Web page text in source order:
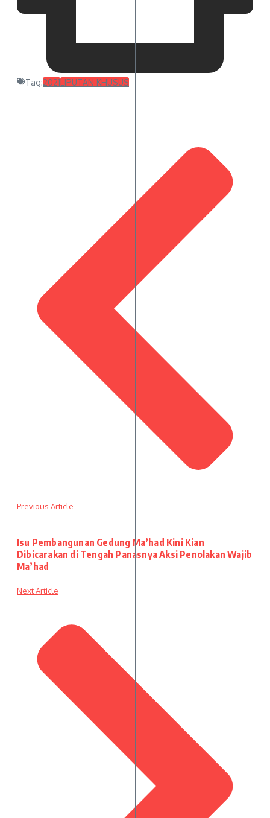
Tag:2021LIPUTAN KHUSUS
Previous Article
Isu Pembangunan Gedung Ma’had Kini Kian
Dibicarakan di Tengah Panasnya Aksi Penolakan Wajib
Ma’had
Next Article